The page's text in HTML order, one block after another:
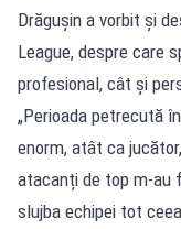
Drăgușin a vorbit și
League, despre care
profesional, cât și
„Perioada petrecută
enorm, atât ca
atacanți de top m-au
slujba echipei tot